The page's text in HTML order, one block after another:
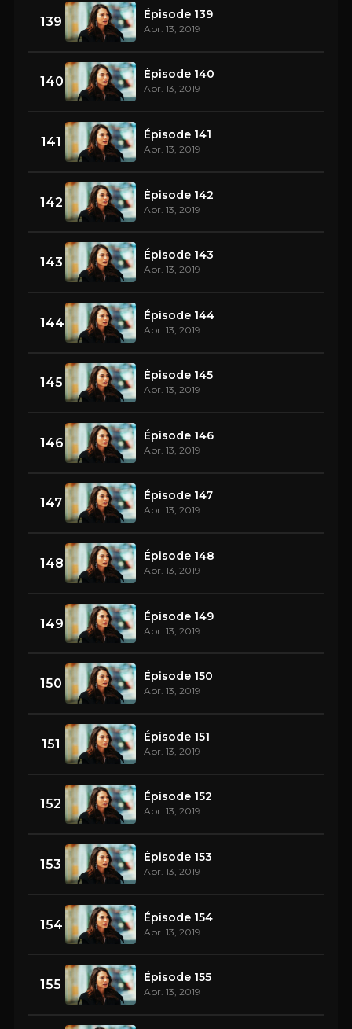
139 Épisode 139
Apr. 13, 2019
140 Épisode 140
Apr. 13, 2019
141 Épisode 141
Apr. 13, 2019
142 Épisode 142
Apr. 13, 2019
143 Épisode 143
Apr. 13, 2019
144 Épisode 144
Apr. 13, 2019
145 Épisode 145
Apr. 13, 2019
146 Épisode 146
Apr. 13, 2019
147 Épisode 147
Apr. 13, 2019
148 Épisode 148
Apr. 13, 2019
149 Épisode 149
Apr. 13, 2019
150 Épisode 150
Apr. 13, 2019
151 Épisode 151
Apr. 13, 2019
152 Épisode 152
Apr. 13, 2019
153 Épisode 153
Apr. 13, 2019
154 Épisode 154
Apr. 13, 2019
155 Épisode 155
Apr. 13, 2019